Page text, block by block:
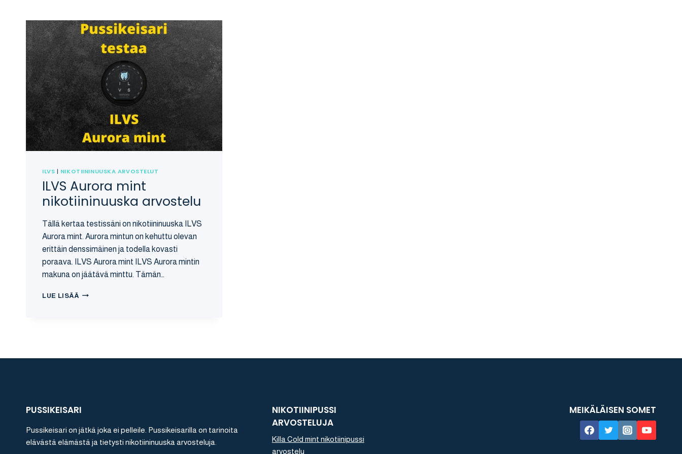
ILVS | NIKOTIININUUSKA ARVOSTELUT
ILVS Aurora mint
nikotiininuuska arvostelu
Tällä kertaa testissäni on nikotiininuuska ILVS
Aurora mint. Aurora mintun on kehuttu olevan
erittäin denssimäinen ja todella kovasti
poraava. ILVS Aurora mint ILVS Aurora mintin
makuna on jäätävä minttu. Tämän…
LUE LISÄÄ ILVS
PUSSIKEISARI
Pussikeisari on jätkä joka ei pelleile. Pussikeisarilla on tarinoita
elävästä elämästä ja tietysti nikotiininuuska arvosteluja.
NIKOTIINIPUSSI
ARVOSTELUJA
Killa Cold mint nikotiinipussi
arvostelu
MEIKÄLÄISEN SOMET